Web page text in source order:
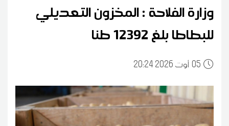
وزارة الفلاحة : المخزون التعديلي
للبطاطا بلغ 12392 طنا
0520:24 2026 أوت